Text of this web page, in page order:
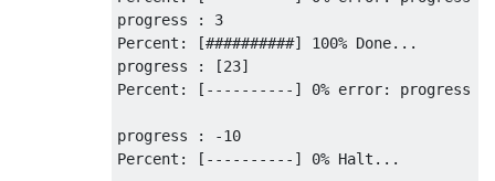
print
"progress : [23]"
update_progress
time.sleep( 1 )
print
""
update_progress
time.sleep
progress
:
3
Percent : [##########] 100% Done...
progress
: [23]
Percent : [----------] 0% error: progress
progress : -10
Percent : [----------] 0% Halt ...